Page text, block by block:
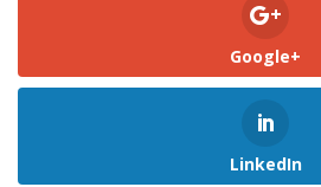
Google+
LinkedIn